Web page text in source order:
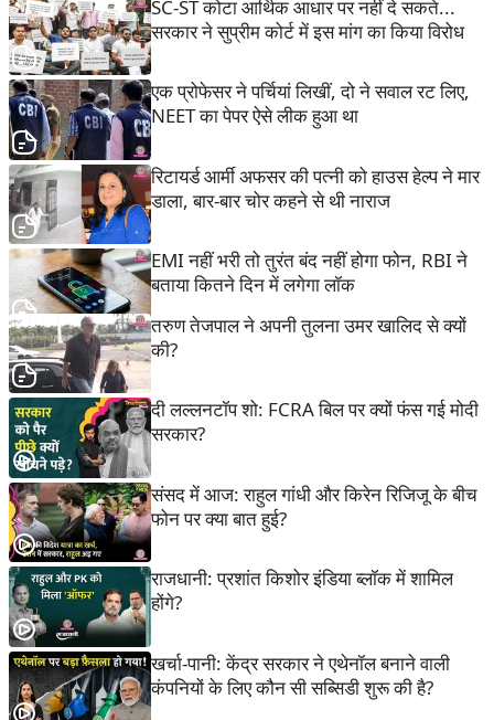
SC-ST कोटा आर्थिक आधार पर नहीं दे सकते...
सरकार ने सुप्रीम कोर्ट में इस मांग का किया विरोध
एक प्रोफेसर ने पर्चियां लिखीं, दो ने सवाल रट लिए,
NEET का पेपर ऐसे लीक हुआ था
रिटायर्ड आर्मी अफसर की पत्नी को हाउस हेल्प ने मार
डाला, बार-बार चोर कहने से थी नाराज
EMI नहीं भरी तो तुरंत बंद नहीं होगा फोन, RBI ने
बताया कितने दिन में लगेगा लॉक
तरुण तेजपाल ने अपनी तुलना उमर खालिद से क्यों
की?
दी लल्लनटॉप शो: FCRA बिल पर क्यों फंस गई मोदी
सरकार?
संसद में आज: राहुल गांधी और किरेन रिजिजू के बीच
फोन पर क्या बात हुई?
राजधानी: प्रशांत किशोर इंडिया ब्लॉक में शामिल
होंगे?
खर्चा-पानी: केंद्र सरकार ने एथेनॉल बनाने वाली
कंपनियों के लिए कौन सी सब्सिडी शुरू की है?